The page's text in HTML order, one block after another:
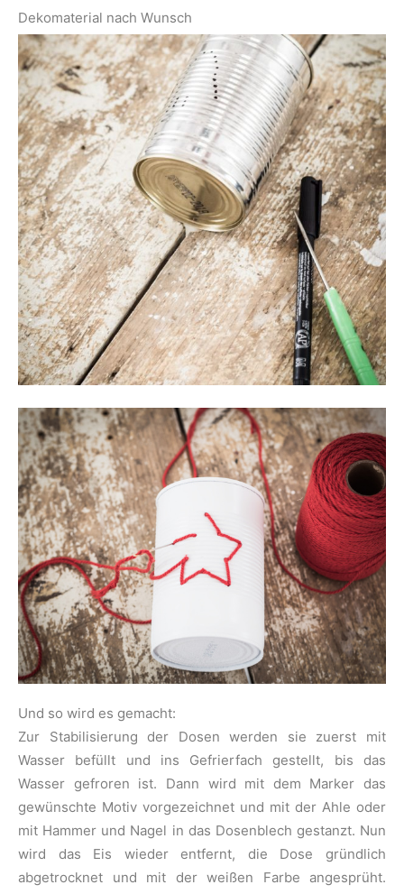
Dekomaterial nach Wunsch
Und so wird es gemacht:
Zur Stabilisierung der Dosen werden sie zuerst mit
Wasser befüllt und ins Gefrierfach gestellt, bis das
Wasser gefroren ist. Dann wird mit dem Marker das
gewünschte Motiv vorgezeichnet und mit der Ahle oder
mit Hammer und Nagel in das Dosenblech gestanzt. Nun
wird das Eis wieder entfernt, die Dose gründlich
abgetrocknet und mit der weißen Farbe angesprüht.